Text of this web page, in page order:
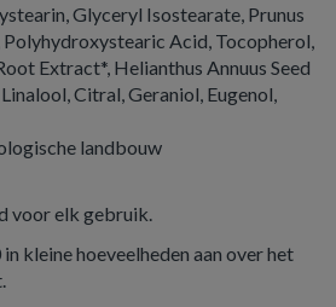
Glyceryl Isostearate, Prunus
Acid, Tocopherol,
Extract*, Helianthus Annuus Seed
Citral, Geraniol, Eugenol,
landbouw
voor elk gebruik.
kleine hoeveelheden aan over het